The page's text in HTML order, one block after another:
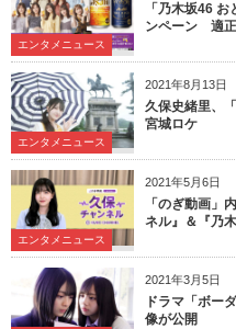
エンタメニュース
「乃木坂46
ンペーン 適正
2021年8月13日
エンタメニュース
久保史緒里、
宮城ロケ
2021年5月6日
エンタメニュース
「のぎ動画」
ネル』＆『乃
2021年3月5日
ドラマ「ボー
像が公開